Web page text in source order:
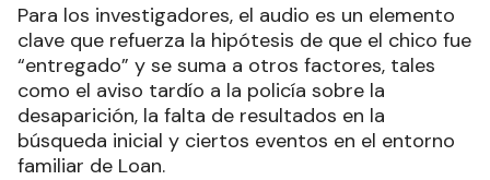
Para los investigadores, el audio es un elemento
clave que refuerza la hipótesis de que el chico fue
“entregado” y se suma a otros factores, tales
como el aviso tardío a la policía sobre la
desaparición, la falta de resultados en la
búsqueda inicial y ciertos eventos en el entorno
familiar de Loan.